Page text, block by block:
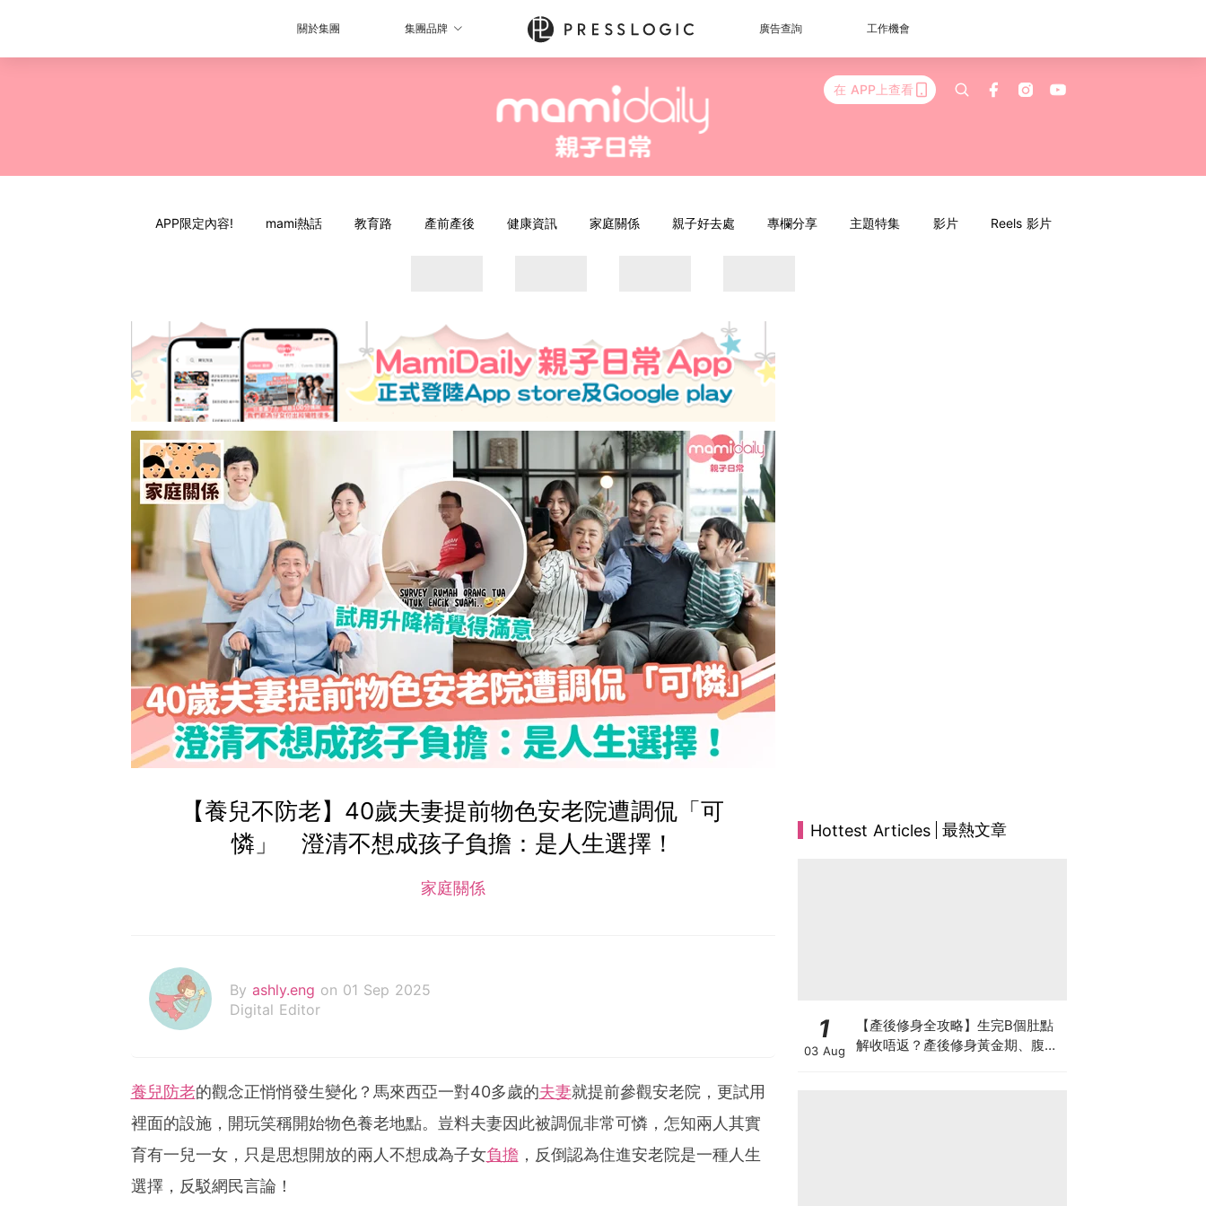
關於集團 集團品牌 廣告查詢 工作機會
在 APP上查看
APP限定內容! mami熱話 教育路 產前產後 健康資訊 家庭關係 親子好去處 專欄分享 主題特集 影片 Reels 影片
【養兒不防老】40歲夫妻提前物色安老院遭調侃「可
憐」 澄清不想成孩子負擔：是人生選擇！
家庭關係
By ashly.eng on 01 Sep 2025
Digital Editor
養兒防老的觀念正悄悄發生變化？馬來西亞一對40多歲的夫妻就提前參觀安老院，更試用
裡面的設施，開玩笑稱開始物色養老地點。豈料夫妻因此被調侃非常可憐，怎知兩人其實
育有一兒一女，只是思想開放的兩人不想成為子女負擔，反倒認為住進安老院是一種人生
選擇，反駁網民言論！
Hottest Articles 最熱文章
1
03 Aug
【產後修身全攻略】生完B個肚點
解收唔返？產後修身黃金期、腹直